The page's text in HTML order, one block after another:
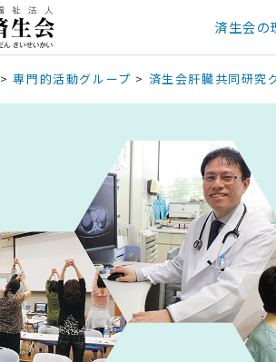
済生会の
>専門的活動グループ > 済生会肝臓共同研究